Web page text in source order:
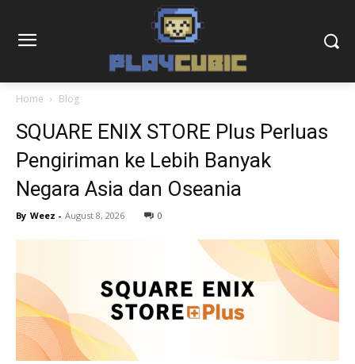
Home Blog
SQUARE ENIX STORE Plus Perluas
Pengiriman ke Lebih Banyak
Negara Asia dan Oseania
By Weez - August 8, 2026 0